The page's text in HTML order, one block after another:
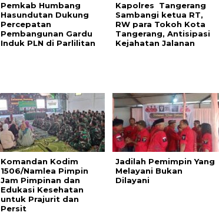
Pemkab Humbang
Hasundutan Dukung
Percepatan
Pembangunan Gardu
Induk PLN di Parlilitan
Kapolres Tangerang
Sambangi ketua RT,
RW para Tokoh Kota
Tangerang, Antisipasi
Kejahatan Jalanan
Komandan Kodim
1506/Namlea Pimpin
Jam Pimpinan dan
Edukasi Kesehatan
untuk Prajurit dan
Persit
Jadilah Pemimpin Yang
Melayani Bukan
Dilayani